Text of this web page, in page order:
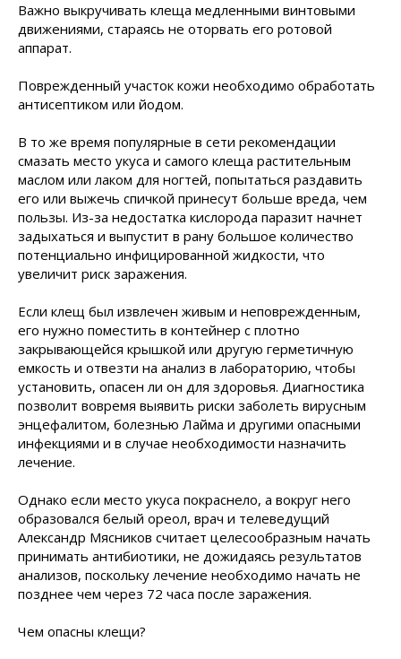
Важно выкручивать клеща медленными винтовыми
движениями, стараясь не оторвать его ротовой
аппарат.
Поврежденный участок кожи необходимо обработать
антисептиком или йодом.
В то же время популярные в сети рекомендации
смазать место укуса и самого клеща растительным
маслом или лаком для ногтей, попытаться раздавить
его или выжечь спичкой принесут больше вреда, чем
пользы. Из-за недостатка кислорода паразит начнет
задыхаться и выпустит в рану большое количество
потенциально инфицированной жидкости, что
увеличит риск заражения.
Если клещ был извлечен живым и неповрежденным,
его нужно поместить в контейнер с плотно
закрывающейся крышкой или другую герметичную
емкость и отвезти на анализ в лабораторию, чтобы
установить, опасен ли он для здоровья. Диагностика
позволит вовремя выявить риски заболеть вирусным
энцефалитом, болезнью Лайма и другими опасными
инфекциями и в случае необходимости назначить
лечение.
Однако если место укуса покраснело, а вокруг него
образовался белый ореол, врач и телеведущий
Александр Мясников считает целесообразным начать
принимать антибиотики, не дожидаясь результатов
анализов, поскольку лечение необходимо начать не
позднее чем через 72 часа после заражения.
Чем опасны клещи?